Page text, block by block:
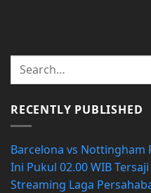
RECENTLY PUBLISHED
Barcelona vs Nottingham
Ini Pukul 02.00 WIB
Streaming Laga